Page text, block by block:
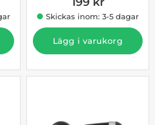
Skickas inom: 3-5 dagar
Lägg i varukorg